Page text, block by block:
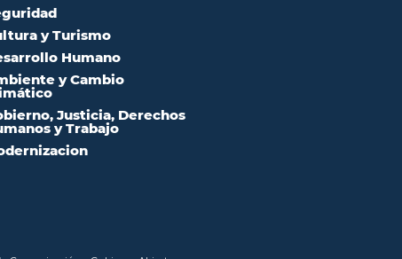
y Turismo
Humano
y Cambio
Justicia, Derechos
y Trabajo